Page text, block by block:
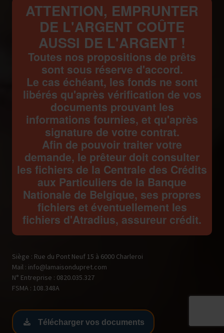
ATTENTION, EMPRUNTER
DE L'ARGENT COÛTE
AUSSI DE L'ARGENT !
Toutes nos propositions de prêts
sont sous réserve d'accord.
Le cas échéant, les fonds ne sont
libérés qu'après vérification de vos
documents prouvant les
informations fournies, et qu'après
signature de votre contrat.
Afin de pouvoir traiter votre
demande, le prêteur doit consulter
les fichiers de la Centrale des Crédits
aux Particuliers de la Banque
Nationale de Belgique, ses propres
fichiers et éventuellement les
fichiers d'Atradius, assureur crédit.
Siège : Rue du Pont Neuf 15 à 6000 Charleroi
Mail : info@lamaisondupret.com
N° Entreprise : 0820.035.327
FSMA : 108.348A
Télécharger vos documents